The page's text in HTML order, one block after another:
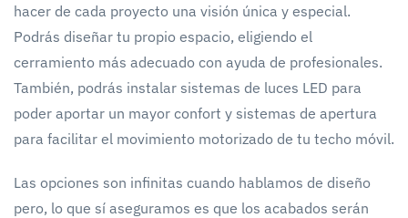
hacer de cada proyecto una visión única y especial.
Podrás diseñar tu propio espacio, eligiendo el
cerramiento más adecuado con ayuda de profesionales.
También, podrás instalar sistemas de luces LED para
poder aportar un mayor confort y sistemas de apertura
para facilitar el movimiento motorizado de tu techo móvil.
Las opciones son infinitas cuando hablamos de diseño
pero, lo que sí aseguramos es que los acabados serán